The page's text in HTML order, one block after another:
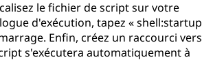
le fichier de script sur votre
d'exécution, tapez « shell:startup
Enfin, créez un raccourci vers
s'exécutera automatiquement à